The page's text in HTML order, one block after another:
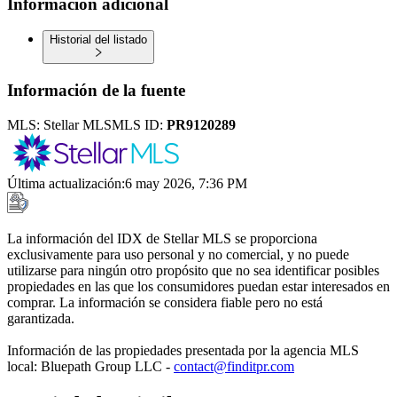
Historial del listado
Información de la fuente
MLS: Stellar MLSMLS ID: PR9120289
Última actualización:6 may 2026, 7:36 PM
La información del IDX de Stellar MLS se proporciona
exclusivamente para uso personal y no comercial, y no puede
utilizarse para ningún otro propósito que no sea identificar posibles
propiedades en las que los consumidores puedan estar interesados en
comprar. La información se considera fiable pero no está
garantizada.
Información de las propiedades presentada por la agencia MLS
local: Bluepath Group LLC - contact@finditpr.com